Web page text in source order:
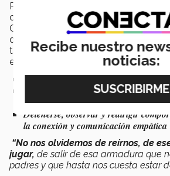
Presentándose en su primer foro
conferencia Essence-Led Parenting
CONECTA, presentaron la visión que
que consideran sirve tanto para la
también la de Medio Oriente, ya que
en ambas:
Trabajar hacia el bienestar y
Reenfocar los retos con los hijos para
oportunidades
Detenerse, observar y redirigir
la conexión y comunicación empática
“No nos olvidemos de reírnos, de
jugar, de salir de esa armadura que
padres y que hasta nos cuesta estar
Recibe nuestro
noticias: